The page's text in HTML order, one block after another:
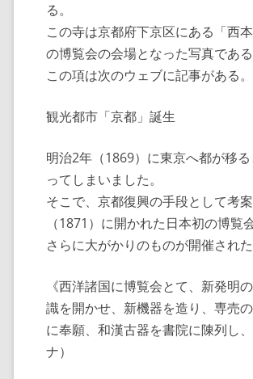
る。
この寺は京都府下京区にある「西
の博覧会の会場となった写真である
この項は次のウェブに記事がある
観光都市「京都」誕生
明治2年（1869）に東京へ都が移
ってしまいました。
そこで、京都復興の手段として考
（1871）に開かれた日本初の博
さらに大がかりのものが開催され
《西洋諸国に博覧会とて、新発明
識を開かせ、新機器を造り、専売
に奉願、和漢古器を書院に陳列し
ナ）